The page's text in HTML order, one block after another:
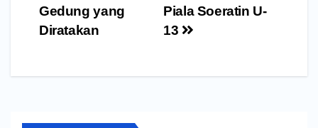
Piala Soeratin U-
13
Gedung yang
Diratakan